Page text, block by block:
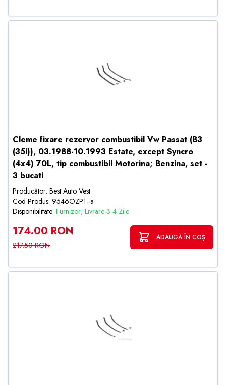
Cleme fixare rezervor combustibil Vw Passat (B3
(35i)), 03.1988-10.1993 Estate, except Syncro
(4x4) 70L, tip combustibil Motorina; Benzina, set -
3 bucati
Producător: Best Auto Vest
Cod Produs: 9546OZP1--a
Disponibilitate: Furnizor; Livrare 3-4 Zile
174.00 RON
217.50 RON
ADAUGĂ ÎN COȘ